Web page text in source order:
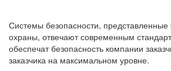
Системы безопасности,
охраны, отвечают современным
обеспечат безопасность компании
заказчика на максимальном уровне.